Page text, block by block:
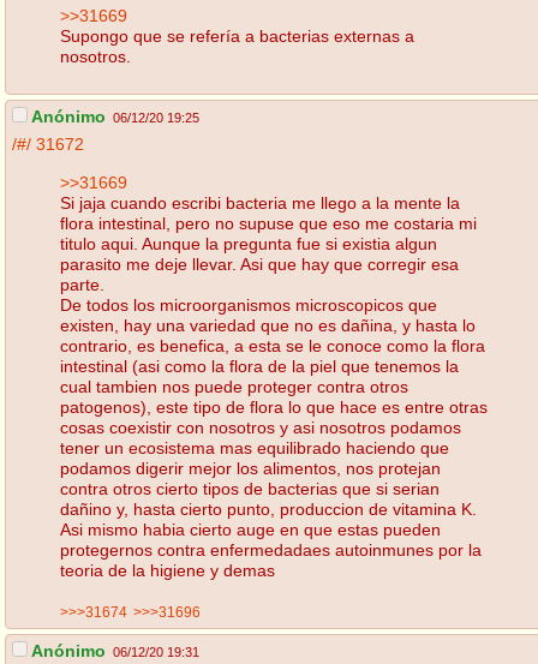
>>31669
Supongo que se refería a bacterias externas a
nosotros.
Anónimo 06/12/20 19:25
/#/ 31672
>>31669
Si jaja cuando escribi bacteria me llego a la mente la
flora intestinal, pero no supuse que eso me costaria mi
titulo aqui. Aunque la pregunta fue si existia algun
parasito me deje llevar. Asi que hay que corregir esa
parte.
De todos los microorganismos microscopicos que
existen, hay una variedad que no es dañina, y hasta lo
contrario, es benefica, a esta se le conoce como la flora
intestinal (asi como la flora de la piel que tenemos la
cual tambien nos puede proteger contra otros
patogenos), este tipo de flora lo que hace es entre otras
cosas coexistir con nosotros y asi nosotros podamos
tener un ecosistema mas equilibrado haciendo que
podamos digerir mejor los alimentos, nos protejan
contra otros cierto tipos de bacterias que si serian
dañino y, hasta cierto punto, produccion de vitamina K.
Asi mismo habia cierto auge en que estas pueden
protegernos contra enfermedadaes autoinmunes por la
teoria de la higiene y demas
>>>31674 >>>31696
Anónimo 06/12/20 19:31